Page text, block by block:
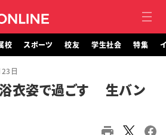
校 スポーツ 校友 学生社会 特集
日
衣姿で過ごす 生バン